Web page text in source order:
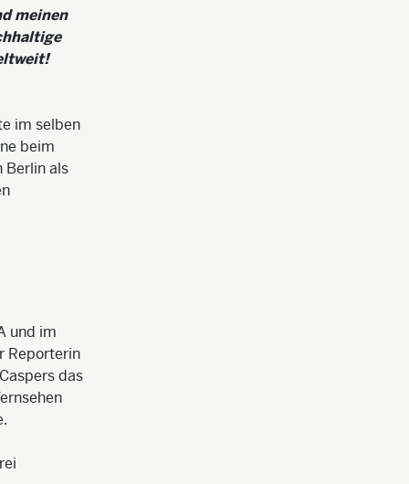
meinen
im selben
beim
Berlin als
und im
Reporterin
das